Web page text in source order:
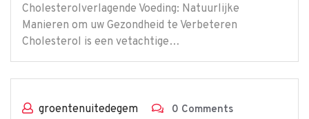
Cholesterolverlagende Voeding: Natuurlijke
Manieren om uw Gezondheid te Verbeteren
Cholesterol is een vetachtige…
groentenuitedegem 0 Comments